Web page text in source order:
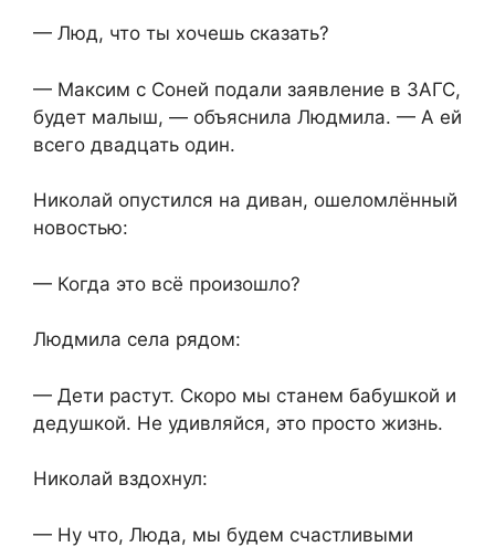
— Люд, что ты хочешь сказать?
— Максим с Соней подали заявление в ЗАГС,
будет малыш, — объяснила Людмила. — А ей
всего двадцать один.
Николай опустился на диван, ошеломлённый
новостью:
— Когда это всё произошло?
Людмила села рядом:
— Дети растут. Скоро мы станем бабушкой и
дедушкой. Не удивляйся, это просто жизнь.
Николай вздохнул:
— Ну что, Люда, мы будем счастливыми